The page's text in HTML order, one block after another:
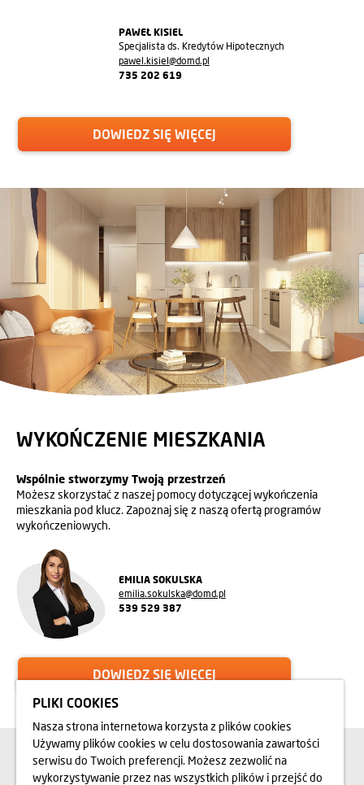
DOWIEDZ SIĘ WIĘCEJ
PAWEŁ KISIEL
Specjalista ds. Kredytów Hipotecznych
pawel.kisiel@domd.pl
735 202 619
WYKOŃCZENIE MIESZKANIA
Wspólnie stworzymy Twoją przestrzeń
Możesz skorzystać z naszej pomocy dotyczącej wykończenia
mieszkania pod klucz. Zapoznaj się z naszą ofertą programów
wykończeniowych.
DOWIEDZ SIĘ WIĘCEJ
EMILIA SOKULSKA
emilia.sokulska@domd.pl
539 529 387
POZNAJ NASZE
ZREALIZOWANE INWESTYCJE
PLIKI COOKIES
Nasza strona internetowa korzysta z plików cookies
Używamy plików cookies w celu dostosowania zawartości
serwisu do Twoich preferencji. Możesz zezwolić na
wykorzystywanie przez nas wszystkich plików i przejść do